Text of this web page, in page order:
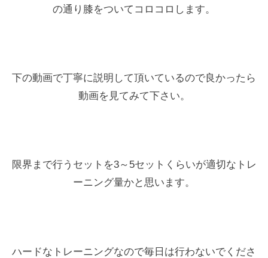
の通り膝をついてコロコロします。
下の動画で丁寧に説明して頂いているので良かったら
動画を見てみて下さい。
限界まで行うセットを3～5セットくらいが適切なトレ
ーニング量かと思います。
ハードなトレーニングなので毎日は行わないでくださ